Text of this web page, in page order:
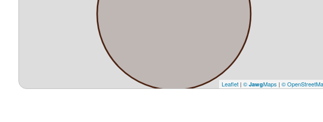
Leaflet | © JawgMaps | ©